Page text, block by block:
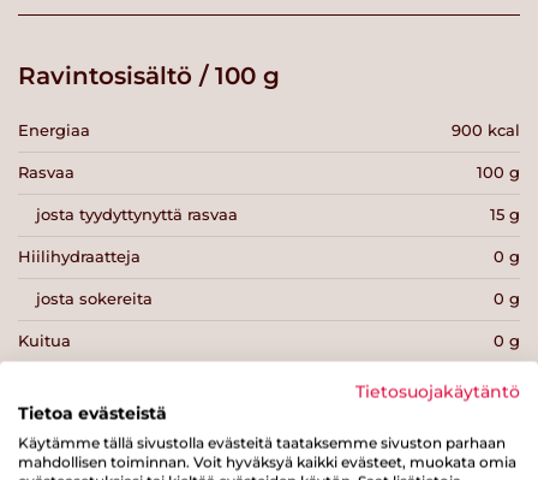
Ravintosisältö / 100 g
Energiaa 900 kcal
Rasvaa 100 g
josta tyydyttynyttä rasvaa 15 g
Hiilihydraatteja 0 g
josta sokereita 0 g
Kuitua 0 g
0 g
Suolaa
Tietosuojakäytäntö
Tietoa evästeistä
Käytämme tällä sivustolla evästeitä taataksemme sivuston parhaan
mahdollisen toiminnan. Voit hyväksyä kaikki evästeet, muokata omia